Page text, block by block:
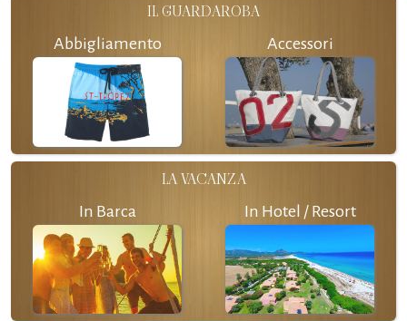
IL GUARDAROBA
Abbigliamento Accessori
LA VACANZA
In Barca In Hotel / Resort